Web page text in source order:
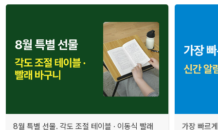
8월 특별 선물. 각도 조절 테이블 · 이동식 빨래 가장 빠르